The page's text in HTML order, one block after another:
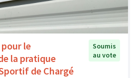
le
la pratique
de Chargé
Soumis
au vote